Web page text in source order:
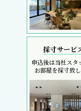
採寸サービ
申込後は当社スタ
お部屋を採寸致